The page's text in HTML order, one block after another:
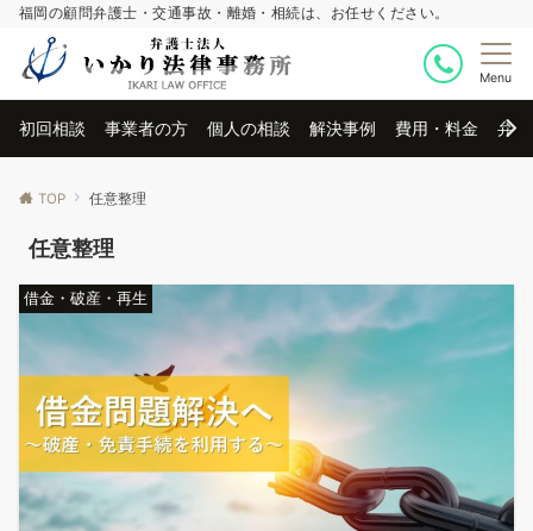
福岡の顧問弁護士・交通事故・離婚・相続は、お任せください。
Menu
初回相談 事業者の方 個人の相談 解決事例 費用・料金 弁
TOP 任意整理
任意整理
借金・破産・再生